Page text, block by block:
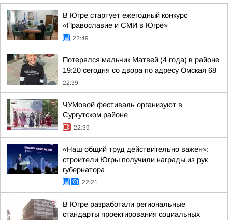
В Югре стартует ежегодный конкурс
«Православие и СМИ в Югре»
22:49
Потерялся мальчик Матвей (4 года) в районе
19:20 сегодня со двора по адресу Омская 68
22:39
ЧУМовой фестиваль организуют в
Сургутском районе
22:39
«Наш общий труд действительно важен»:
строители Югры получили награды из рук
губернатора
22:21
В Югре разработали региональные
стандарты проектирования социальных